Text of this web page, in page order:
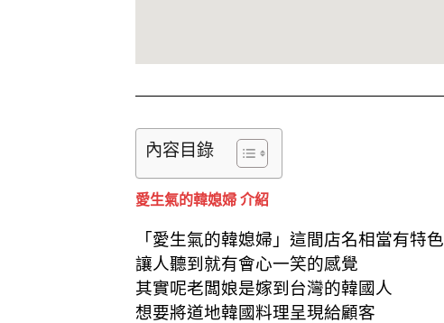
內容目錄
愛生氣的韓媳婦 介紹
「愛生氣的韓媳婦」這間店名相當有特色
讓人聽到就有會心一笑的感覺
其實呢老闆娘是嫁到台灣的韓國人
想要將道地韓國料理呈現給顧客